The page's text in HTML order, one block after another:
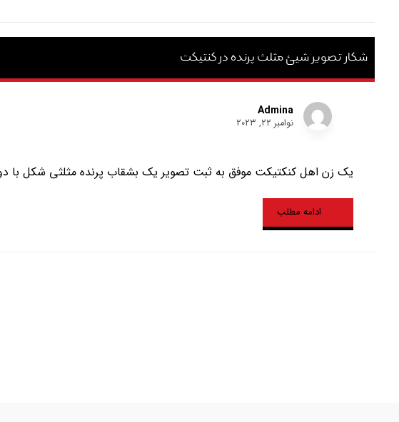
شکار تصویر شیئ مثلث پرنده در کنتیکت
Admina
نوامبر ۲۲, ۲۰۲۳
یک زن اهل کنکتیکت موفق به ثبت تصویر یک بشقاب پرنده مثلثی شکل با
ادامه مطلب